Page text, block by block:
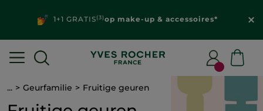
1+1 GRATIS(3)op make-up & accessoires*
... Geurfamilie Fruitige geuren